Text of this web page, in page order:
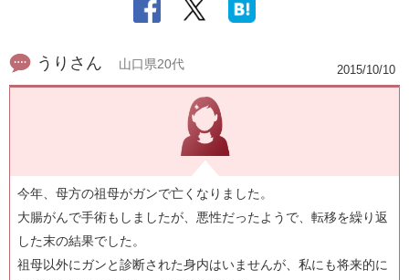
うりさん 山口県20代 2015/10/10
今年、母方の祖母がガンで亡くなりました。
大腸がんで手術もしましたが、悪性だったようで、転移を繰り返
した末の結果でした。
祖母以外にガンと診断された身内はいませんが、私にも将来的に